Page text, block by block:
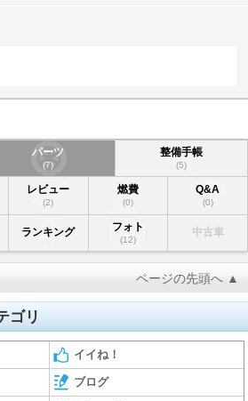
パーツ
(7)
整備手帳
(5)
レビュー
(2)
燃費
(0)
Q&A
(0)
ランキング フォト
(12)
中古車
ページの先頭へ ▲
ゴリ
イイね！
ブログ